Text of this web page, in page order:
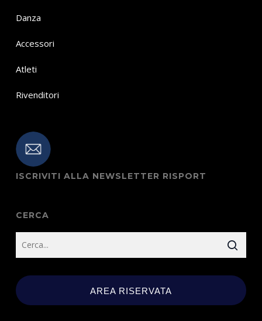
Danza
Accessori
Atleti
Rivenditori
ISCRIVITI ALLA NEWSLETTER RISPORT
CERCA
AREA RISERVATA